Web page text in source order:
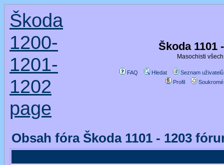
Škoda
1200-
1201-
1202
page
Škoda 1101
Masochisti
FAQ Hledat
Seznam uživatelů
Profil
Obsah fóra Škoda 1101 - 1203